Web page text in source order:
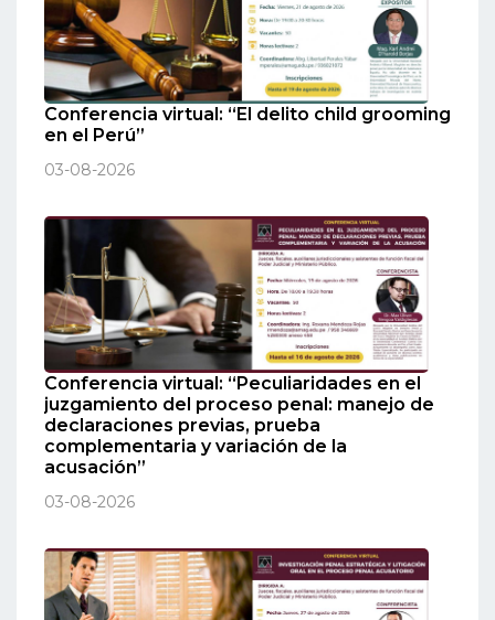
Conferencia virtual: “El delito child grooming
en el Perú”
03-08-2026
Conferencia virtual: “Peculiaridades en el
juzgamiento del proceso penal: manejo de
declaraciones previas, prueba
complementaria y variación de la
acusación”
03-08-2026